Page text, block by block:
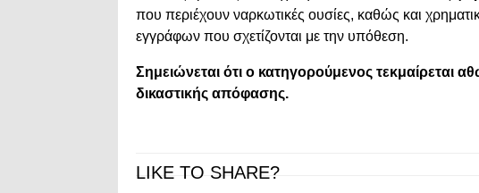
που περιέχουν ναρκωτικές ουσίες, καθώς και
εγγράφων που σχετίζονται με την υπόθεση.
Σημειώνεται ότι ο κατηγορούμενος τεκμαίρεται
δικαστικής απόφασης.
LIKE TO SHARE?